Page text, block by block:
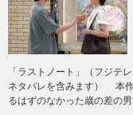
「ラストノート」（フジテ
ネタバレを含みます） 本
るはずのなかった歳の差の